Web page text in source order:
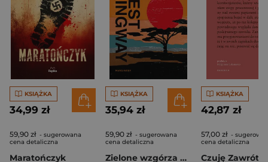
KSIĄŻKA
34,99 zł
59,90 zł - sugerowana
cena detaliczna
Maratończyk
KSIĄŻKA
35,94 zł
59,90 zł - sugerowana
cena detaliczna
Zielone wzgórza Afryki
KSIĄŻKA
42,87 zł
57,00 zł -
cena detaliczna